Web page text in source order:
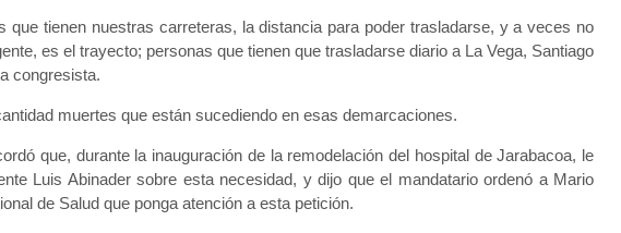
que tienen nuestras carreteras, la distancia para poder trasladarse, y a veces no
es el trayecto; personas que tienen que trasladarse diario a La Vega, Santiago
congresista.
muertes que están sucediendo en esas demarcaciones.
que, durante la inauguración de la remodelación del hospital de Jarabacoa, le
Luis Abinader sobre esta necesidad, y dijo que el mandatario ordenó a Mario
de Salud que ponga atención a esta petición.